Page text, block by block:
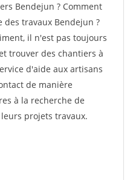
Bendejun ? Comment
travaux Bendejun ?
il n'est pas toujours
trouver des chantiers à
d'aide aux artisans
de manière
à la recherche de
projets travaux.